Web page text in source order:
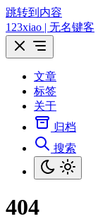
跳转到内容
123xiao | 无名键客
文章
标签
关于
归档
搜索
404